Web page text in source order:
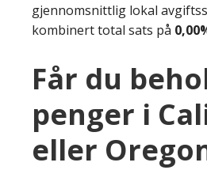
gjennomsnittlig lokal
kombinert total sats på
Får du
penger i
eller